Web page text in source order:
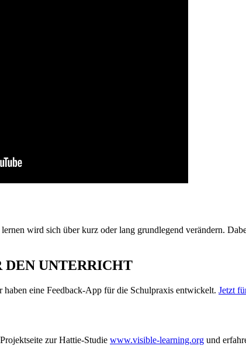
wird sich über kurz oder lang grundlegend verändern.
DEN UNTERRICHT
haben eine Feedback-App für die Schulpraxis entwickelt. Jetzt
zur Hattie-Studie www.visible-learning.org und